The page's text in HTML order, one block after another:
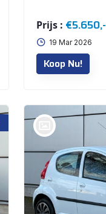
Prijs : €5.650,-
19 Mar 2026
Koop Nu!